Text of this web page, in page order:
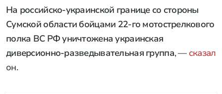
На российско-украинской границе со стороны
Сумской области бойцами 22-го мотострелкового
полка ВС РФ уничтожена украинская
диверсионно-разведывательная группа, —сказал
он.